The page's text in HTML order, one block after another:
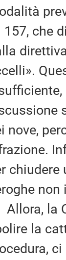
che
nove,
chiudere
la
la